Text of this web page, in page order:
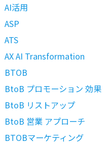
AI活用
ASP
ATS
AX AI Transformation
BTOB
BtoB プロモーション 効果
BtoB リストアップ
BtoB 営業 アプローチ
BTOBマーケティング